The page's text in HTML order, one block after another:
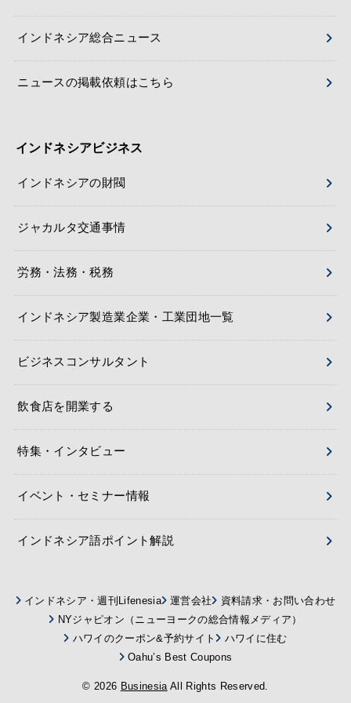
インドネシア総合ニュース
ニュースの掲載依頼はこちら
インドネシアビジネス
インドネシアの財閥
ジャカルタ交通事情
労務・法務・税務
インドネシア製造業企業・工業団地一覧
ビジネスコンサルタント
飲食店を開業する
特集・インタビュー
イベント・セミナー情報
インドネシア語ポイント解説
インドネシア・週刊Lifenesia 運営会社
資料請求・お問い合わせ
NYジャピオン（ニューヨークの総合情報メディア）
ハワイのクーポン&予約サイト
ハワイに住む
Oahu’s Best Coupons
© 2026 BusinesiaAll Rights Reserved.